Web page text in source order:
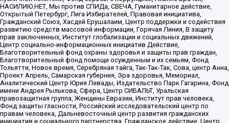
НАСИЛИЮ.НЕТ, Мы против СПИДа, СВЕЧА, Гуманитарное действие,
Открытый Петербург, Лига Избирателей, Правовая инициатива,
Гражданский Союз, Хасдей Ерушалаим, Центр поддержки и содействия
развитию средств массовой информации, Горячая Линия, В защиту
прав заключенных, Институт глобализации и социальных движений,
Центр социально-информационных инициатив Действие,
Благотворительный фонд охраны здоровья и защиты прав граждан,
Благотворительный фонд помощи осужденным и их семьям, Фонд
Тольятти, Новое время, Серебряная тайга, Так-Так-Так, Сова, центр Анна,
Проект Апрель, Самарская губерния, Эра здоровья, Мемориал,
Аналитический Центр Юрия Левады, Издательство Парк Гагарина, Фонд
имени Андрея Рылькова, Сфера, Центр СИБАЛЬТ, Уральская
правозащитная группа, Женщины Евразии, Институт прав человека,
Фонд защиты гласности, Российский исследовательский центр по
правам человека, Дальневосточный центр развития гражданских
инициатив и социального партнерства, Гражданское действие, Центр